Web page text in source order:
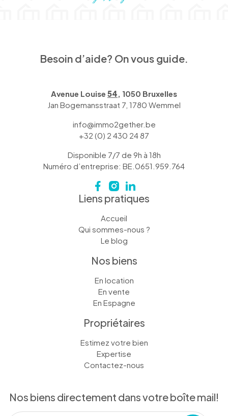
Besoin d’aide? On vous guide.
Avenue Louise 54 , 1050 Bruxelles
Jan Bogemansstraat 7, 1780 Wemmel
info@immo2gether.be
+32 (0) 2 430 24 87
Disponible 7/7 de 9h à 18h
Numéro d’entreprise: BE.0651.959.764
Liens pratiques
Accueil
Qui sommes-nous ?
Le blog
Nos biens
En location
En vente
En Espagne
Propriétaires
Estimez votre bien
Expertise
Contactez-nous
Nos biens directement dans votre boîte mail!